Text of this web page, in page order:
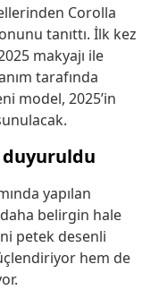
Corolla
tanıttı. İlk kez
makyajı ile
tarafında
model, 2025’in
duyuruldu
yapılan
belirgin hale
petek desenli
hem de